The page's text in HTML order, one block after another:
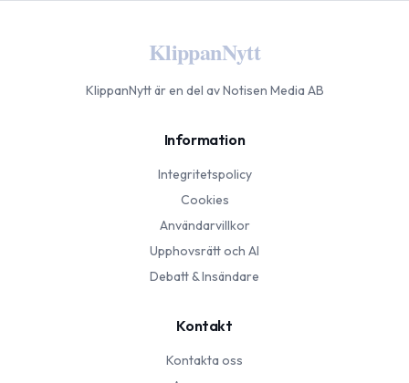
KlippanNytt
KlippanNyttär en del av Notisen Media AB
Information
Integritetspolicy
Cookies
Användarvillkor
Upphovsrätt och AI
Debatt & Insändare
Kontakt
Kontakta oss